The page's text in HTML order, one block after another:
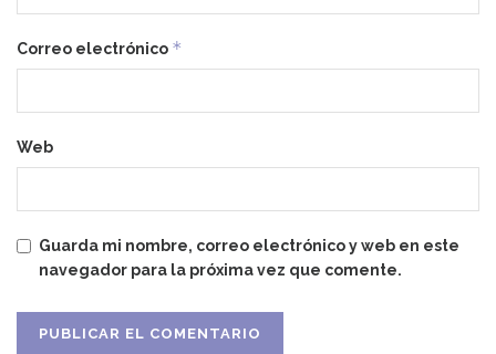
Correo electrónico *
Web
Guarda mi nombre, correo electrónico y web en este
navegador para la próxima vez que comente.